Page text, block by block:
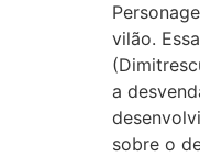
vilão.
a
sobre o